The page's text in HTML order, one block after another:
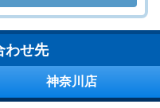
わせ先
神奈川店